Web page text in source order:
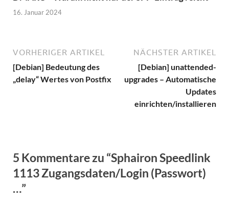
16. Januar 2024
VORHERIGER ARTIKEL
[Debian] Bedeutung des
„delay“ Wertes von Postfix
NÄCHSTER ARTIKEL
[Debian] unattended-
upgrades – Automatische
Updates
einrichten/installieren
5 Kommentare zu “Sphairon Speedlink
1113 Zugangsdaten/Login (Passwort)
…”